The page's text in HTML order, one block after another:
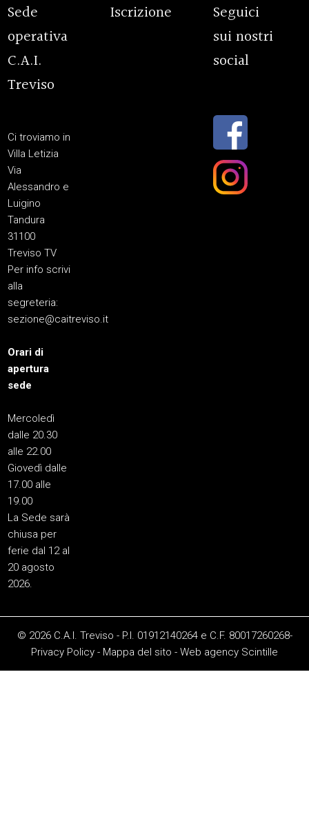
Sede
operativa
C.A.I.
Treviso
Ci troviamo in
Villa Letizia
Via
Alessandro e
Luigino
Tandura
31100
Treviso TV
Per info scrivi
alla
segreteria:
sezione@caitreviso.it
Orari di
apertura
sede
Mercoledì
dalle 20.30
alle 22.00
Giovedì dalle
17.00 alle
19.00
La Sede sarà
chiusa per
ferie dal 12 al
20 agosto
2026.
Iscrizione
Seguici
sui nostri
social
© 2026 C.A.I. Treviso - P.I. 01912140264 e C.F. 80017260268-
Privacy Policy - Mappa del sito - Web agency Scintille